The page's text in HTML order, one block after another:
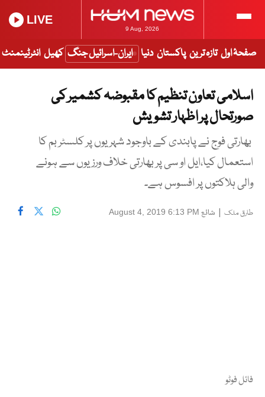
9 Aug, 2026
LIVE
صفحۂ اول تازہ ترین پاکستان دنیا ایران-اسرائیل جنگ کھیل انٹرٹینمنٹ
اسلامی تعاون تنظیم کا مقبوضہ کشمیر کی
صورتحال پر اظہار تشویش
بھارتی فوج نے پابندی کے باوجود شہریوں پر کلسٹر بم کا
استعمال کیا،ایل او سی پر بھارتی خلاف ورزیوں سے ہونے
والی ہلاکتوں پر افسوس ہے۔
طارق ملک | شائع August 4, 2019 6:13 PM
فائل فوٹو